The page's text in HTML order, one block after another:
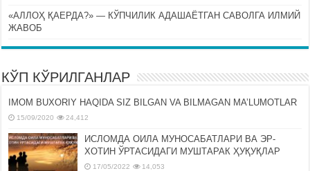
«АЛЛОҲ ҚАЕРДА?» — КЎПЧИЛИК АДАШАЁТГАН САВОЛГА ИЛМИЙ
ЖАВОБ
КЎП КЎРИЛГАНЛАР
IMOM BUXORIY HAQIDA SIZ BILGAN VA BILMAGAN MA’LUMOTLAR
15/09/2020 24,412
ИСЛОМДА ОИЛА МУНОСАБАТЛАРИ ВА ЭР-
ХОТИН ЎРТАСИДАГИ МУШТАРАК ҲУҚУҚЛАР
17/05/2022 14,053